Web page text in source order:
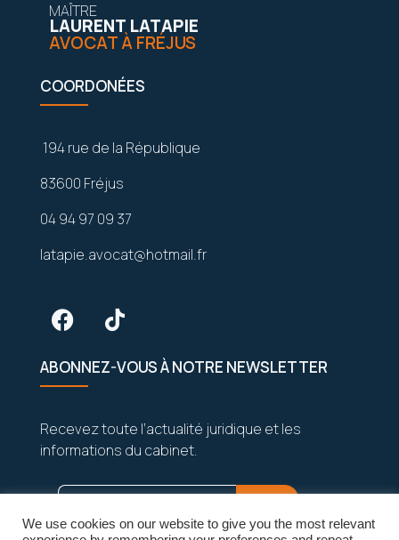
MAÎTRE
LAURENT LATAPIE
AVOCAT À FRÉJUS
COORDONÉES
194 rue de la République
83600 Fréjus
04 94 97 09 37
latapie.avocat@hotmail.fr
ABONNEZ-VOUS À NOTRE NEWSLETTER
Recevez toute l’actualité juridique et les
informations du cabinet.
We use cookies on our website to give you the most relevant